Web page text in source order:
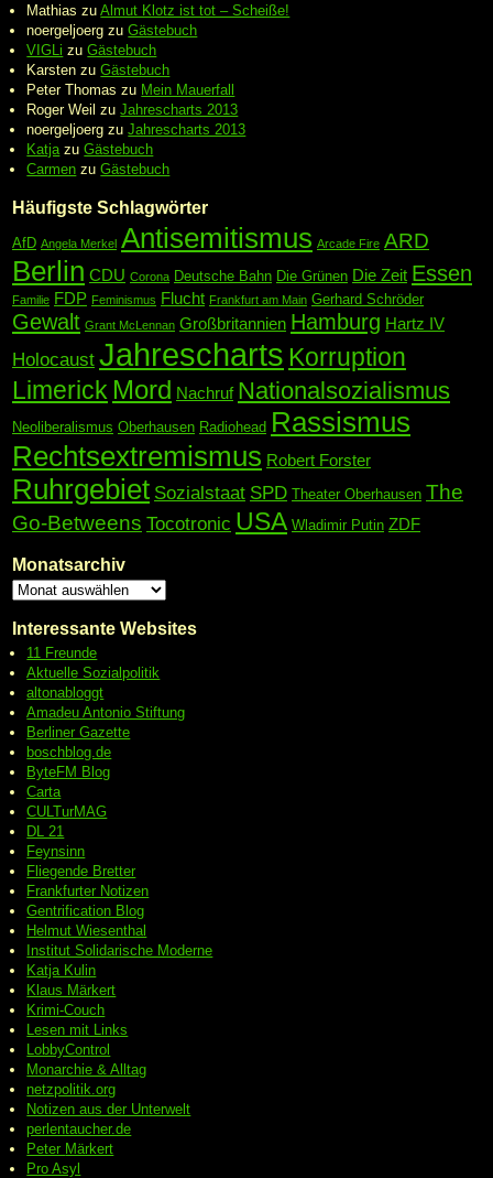
Mathias zuAlmut Klotz ist tot – Scheiße!
noergeljoerg zuGästebuch
VIGLi zuGästebuch
Karsten zuGästebuch
Peter Thomas zu Mein Mauerfall
Roger Weil zuJahrescharts 2013
noergeljoerg zuJahrescharts 2013
Katja zuGästebuch
Carmen zuGästebuch
Häufigste Schlagwörter
AfD Angela Merkel Antisemitismus Arcade Fire ARD
Berlin CDU Corona Deutsche Bahn Die Grünen Die Zeit Essen
Familie FDP Feminismus Flucht Frankfurt am Main Gerhard Schröder
Gewalt Grant McLennan Großbritannien Hamburg Hartz IV
Holocaust Jahrescharts Korruption
Limerick Mord Nachruf Nationalsozialismus
Neoliberalismus Oberhausen Radiohead Rassismus
Rechtsextremismus Robert Forster
Ruhrgebiet Sozialstaat SPD Theater Oberhausen The
Go-Betweens Tocotronic USA Wladimir Putin ZDF
Monatsarchiv
Interessante Websites
11 Freunde
Aktuelle Sozialpolitik
altonabloggt
Amadeu Antonio Stiftung
Berliner Gazette
boschblog.de
ByteFM Blog
Carta
CULTurMAG
DL 21
Feynsinn
Fliegende Bretter
Frankfurter Notizen
Gentrification Blog
Helmut Wiesenthal
Institut Solidarische Moderne
Katja Kulin
Klaus Märkert
Krimi-Couch
Lesen mit Links
LobbyControl
Monarchie & Alltag
netzpolitik.org
Notizen aus der Unterwelt
perlentaucher.de
Peter Märkert
Pro Asyl